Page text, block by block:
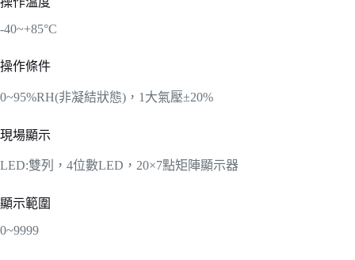
-40~+85°C
操作條件
0~95%RH(非凝結狀態)，1大氣壓±20%
現場顯示
LED:雙列，4位數LED，20×7點矩陣顯示器
顯示範圍
0~9999